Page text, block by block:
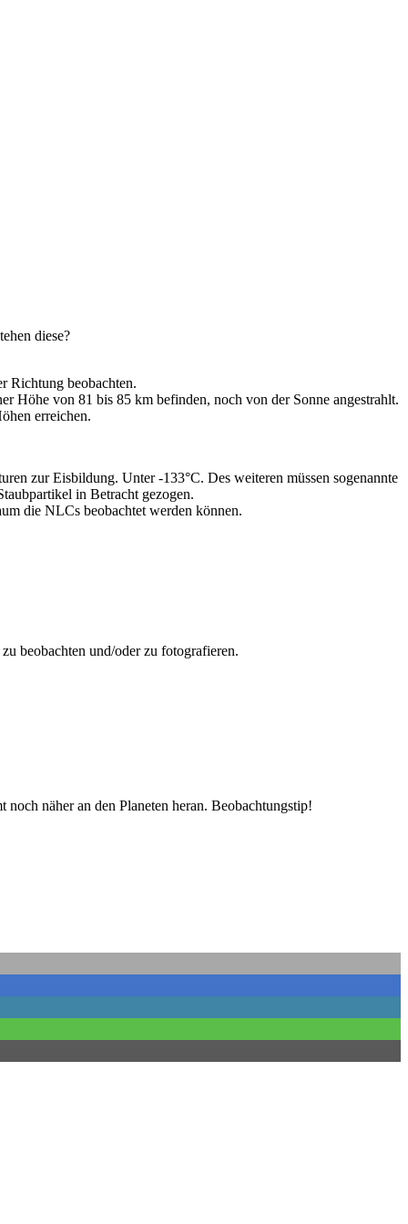
diese?
Richtung beobachten.
Höhe von 81 bis 85 km befinden, noch von der Sonne angestrahlt.
erreichen.
zur Eisbildung. Unter -133°C. Des weiteren müssen sogenannte
in Betracht gezogen.
die NLCs beobachtet werden können.
beobachten und/oder zu fotografieren.
näher an den Planeten heran. Beobachtungstip!